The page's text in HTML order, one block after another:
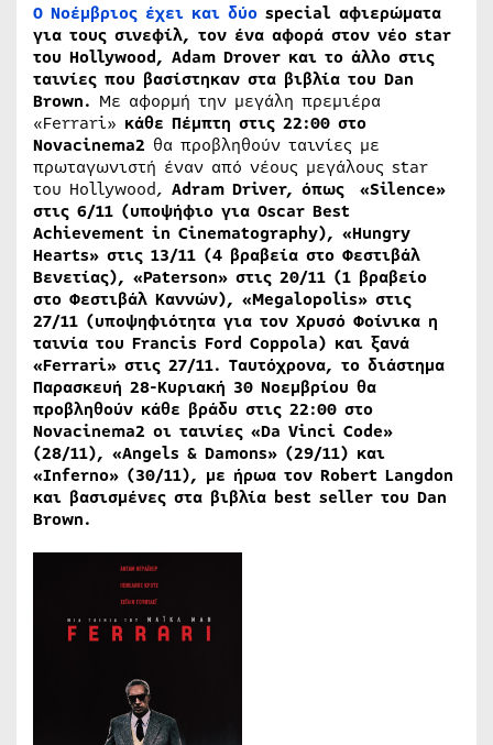
Ο Νοέμβριος έχει και δύο special αφιερώματα
για τους σινεφίλ, τον ένα αφορά στον νέο star
του Hollywood, Adam Drover και το άλλο στις
ταινίες που βασίστηκαν στα βιβλία του Dan
Brown. Με αφορμή την μεγάλη πρεμιέρα
«Ferrari» κάθε Πέμπτη στις 22:00 στο
Novacinema2 θα προβληθούν ταινίες με
πρωταγωνιστή έναν από νέους μεγάλους star
του Hollywood, Adram Driver, όπως «Silence»
στις 6/11 (υποψήφιο για Oscar Best
Achievement in Cinematography), «Hungry
Hearts» στις 13/11 (4 βραβεία στο Φεστιβάλ
Βενετίας), «Paterson» στις 20/11 (1 βραβείο
στο Φεστιβάλ Καννών), «Megalopolis» στις
27/11 (υποψηφιότητα για τον Χρυσό Φοίνικα η
ταινία του Francis Ford Coppola) και ξανά
«Ferrari» στις 27/11. Ταυτόχρονα, το διάστημα
Παρασκευή 28-Κυριακή 30 Νοεμβρίου θα
προβληθούν κάθε βράδυ στις 22:00 στο
Novacinema2 οι ταινίες «Da Vinci Code»
(28/11), «Αngels & Damons» (29/11) και
«Inferno» (30/11), με ήρωα τον Robert Langdon
και βασισμένες στα βιβλία best seller του Dan
Brown.